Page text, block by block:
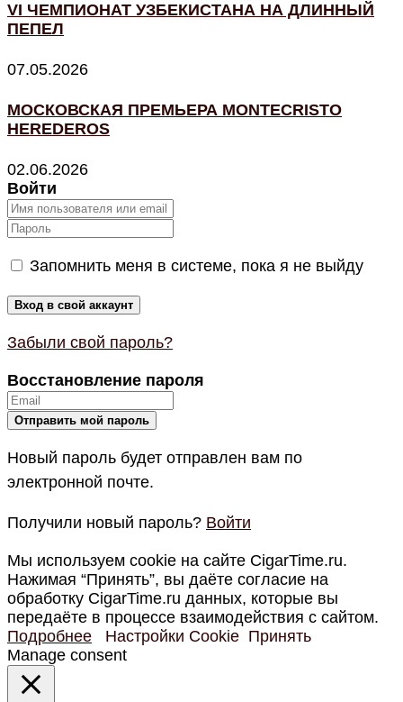
VI ЧЕМПИОНАТ УЗБЕКИСТАНА НА ДЛИННЫЙ
ПЕПЕЛ
07.05.2026
МОСКОВСКАЯ ПРЕМЬЕРА MONTECRISTO
HEREDEROS
02.06.2026
Войти
Запомнить меня в системе, пока я не выйду
Забыли свой пароль?
Восстановление пароля
Новый пароль будет отправлен вам по
электронной почте.
Получили новый пароль? Войти
Мы используем cookie на сайте CigarTime.ru.
Нажимая “Принять”, вы даёте согласие на
обработку CigarTime.ru данных, которые вы
передаёте в процессе взаимодействия с сайтом.
Подробнее
Настройки Cookie Принять
Manage consent